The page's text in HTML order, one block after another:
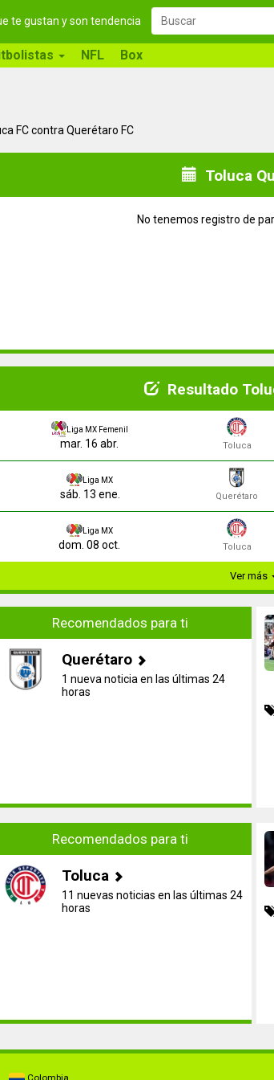
te gustan y son tendencia
NFL Box
FC contra Querétaro FC
Toluca
No tenemos registro de
Resultado
Liga MX Femenil
mar. 16 abr. Toluca
Liga MX
sáb. 13 ene. Querétaro
Liga MX
dom. 08 oct. Toluca
Ver más
Recomendados para ti
Querétaro
1 nueva noticia en las últimas 24
horas
Recomendados para ti
Toluca
11 nuevas noticias en las últimas 24
horas
Colombia